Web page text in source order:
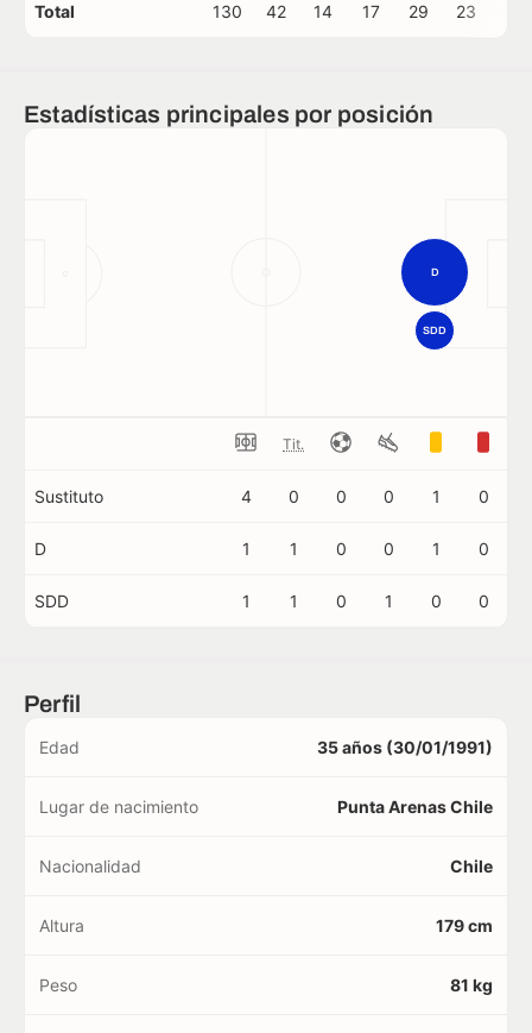
Total 130 42 14 17 29 23
Estadísticas principales por posición
D
SDD
Tit.
Sustituto 4 0 0 0 1 0
D 1 1 0 0 1 0
SDD 1 1 0 1 0 0
Perfil
Edad 35 años (30/01/1991)
Lugar de nacimiento Punta Arenas Chile
Nacionalidad Chile
Altura 179 cm
Peso 81 kg